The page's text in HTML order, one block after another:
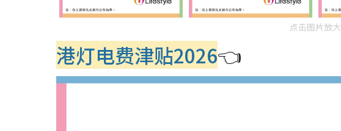
点击图片放大
港灯电费津贴2026👈